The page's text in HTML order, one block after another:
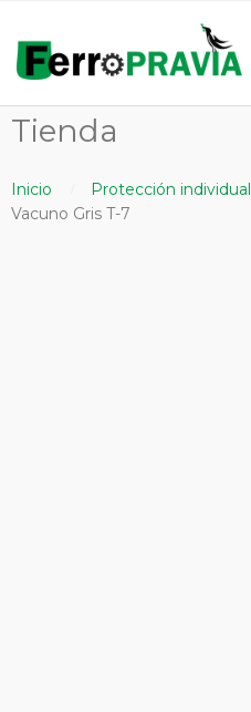
Tienda
Inicio Protección individual
Vacuno Gris T-7